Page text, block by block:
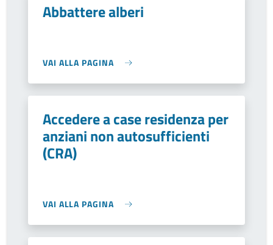
Abbattere alberi
VAI ALLA PAGINA
Accedere a case residenza per
anziani non autosufficienti
(CRA)
VAI ALLA PAGINA